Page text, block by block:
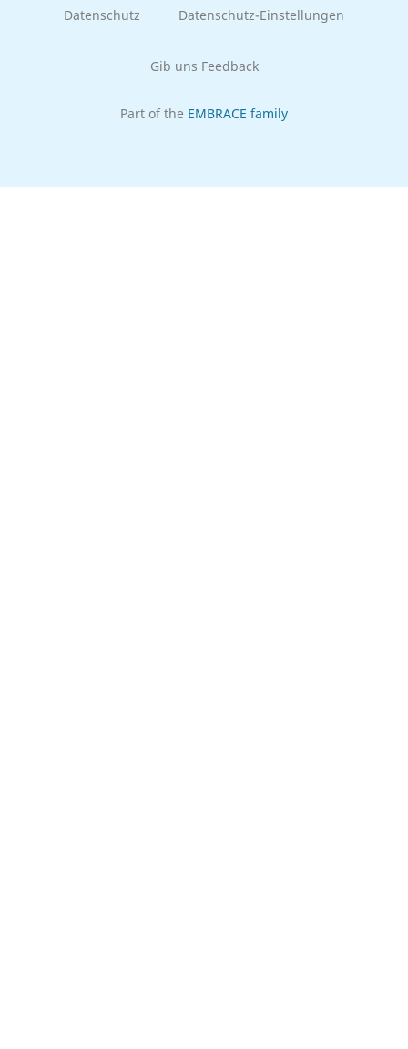
Datenschutz Datenschutz-Einstellungen
Gib uns Feedback
Part of the EMBRACE family